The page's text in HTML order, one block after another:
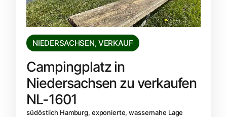
NIEDERSACHSEN, VERKAUF
Campingplatz in
Niedersachsen zu verkaufen
NL-1601
südöstlich Hamburg, exponierte, wassernahe Lage